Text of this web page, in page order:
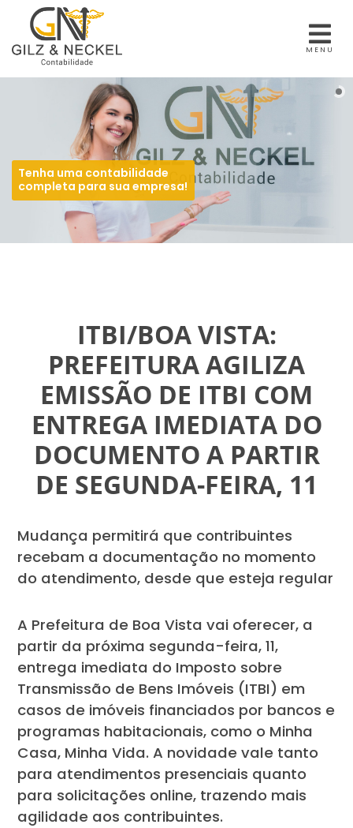
MENU
Tenha uma contabilidade
completa para sua empresa!
ITBI/BOA VISTA:
PREFEITURA AGILIZA
EMISSÃO DE ITBI COM
ENTREGA IMEDIATA DO
DOCUMENTO A PARTIR
DE SEGUNDA-FEIRA, 11
Mudança permitirá que contribuintes
recebam a documentação no momento
do atendimento, desde que esteja regular
A Prefeitura de Boa Vista vai oferecer, a
partir da próxima segunda-feira, 11,
entrega imediata do Imposto sobre
Transmissão de Bens Imóveis (ITBI) em
casos de imóveis financiados por bancos e
programas habitacionais, como o Minha
Casa, Minha Vida. A novidade vale tanto
para atendimentos presenciais quanto
para solicitações online, trazendo mais
agilidade aos contribuintes.